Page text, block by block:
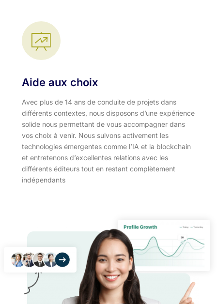
Aide aux choix
Avec plus de 14 ans de conduite de projets dans
différents contextes, nous disposons d’une expérience
solide nous permettant de vous accompagner dans
vos choix à venir. Nous suivons activement les
technologies émergentes comme l’IA et la blockchain
et entretenons d’excellentes relations avec les
différents éditeurs tout en restant complètement
indépendants